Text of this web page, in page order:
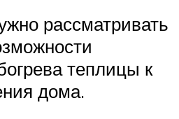
рассматривать
теплицы к
дома.